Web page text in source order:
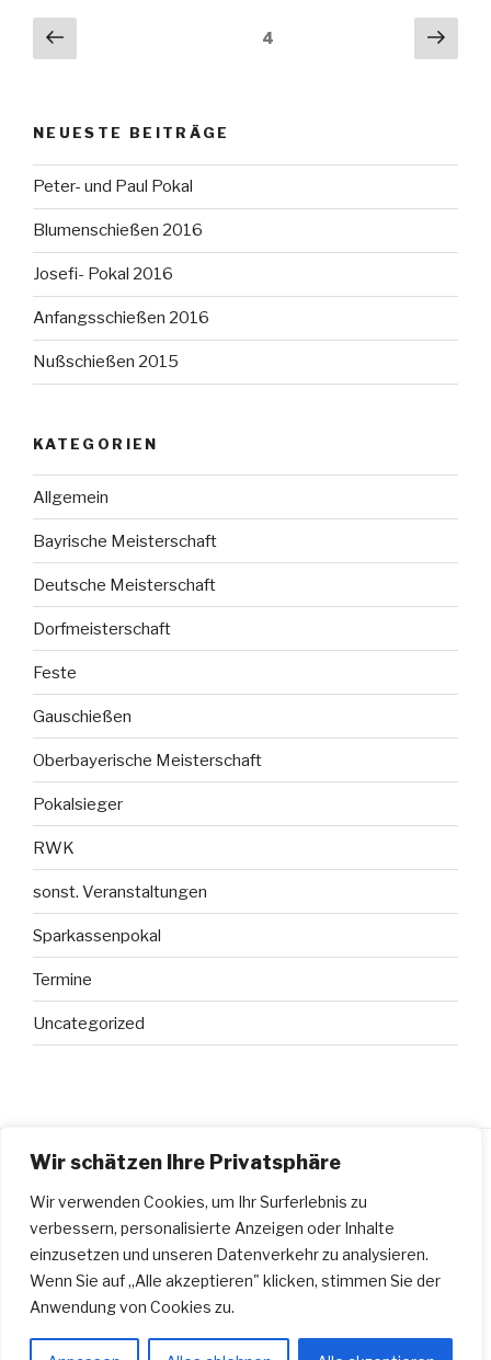
Wir schätzen Ihre Privatsphäre
Wir verwenden Cookies, um Ihr Surferlebnis zu
verbessern, personalisierte Anzeigen oder Inhalte
einzusetzen und unseren Datenverkehr zu analysieren.
Wenn Sie auf „Alle akzeptieren" klicken, stimmen Sie der
Anwendung von Cookies zu.
Seitennummerierung
der
Vorherige
Seite
4
NEUESTE BEITRÄGE
Peter- und Paul Pokal
Blumenschießen 2016
Josefi- Pokal 2016
Anfangsschießen 2016
Nußschießen 2015
KATEGORIEN
Allgemein
Bayrische Meisterschaft
Deutsche Meisterschaft
Dorfmeisterschaft
Feste
Gauschießen
Oberbayerische Meisterschaft
Pokalsieger
RWK
sonst. Veranstaltungen
Sparkassenpokal
Termine
Uncategorized
DATENSCHUTZERKLÄRUNG
Datenschutzerklärung